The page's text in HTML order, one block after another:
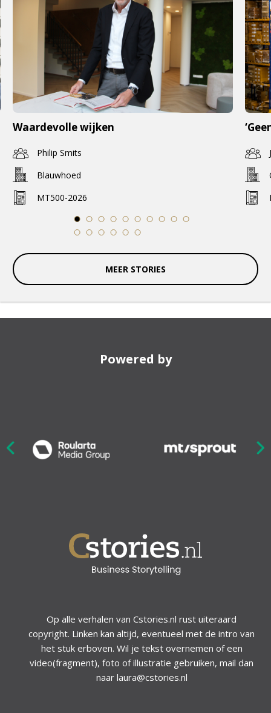
Waardevolle wijken
Philip Smits
Blauwhoed
MT500-2026
1
2 3 4 5 6 7 8 9
10
11 12 13 14 15 16
MEER STORIES
Powered by
Op alle verhalen van Cstories.nl rust uiteraard
copyright. Linken kan altijd, eventueel met de intro van
het stuk erboven. Wil je tekst overnemen of een
video(fragment), foto of illustratie gebruiken, mail dan
naar laura@cstories.nl